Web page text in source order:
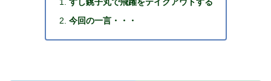
すし銚子丸で飛躍をテイクアウトする
今回の一言・・・